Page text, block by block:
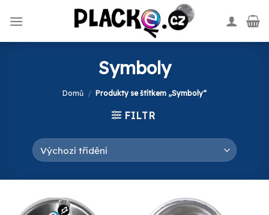
Symboly
Domů / Produkty se štítkem „Symboly“
FILTR